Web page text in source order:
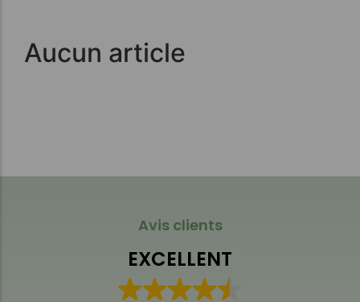
Aucun article
Avis clients
EXCELLENT